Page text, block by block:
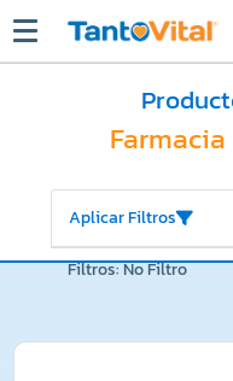
Aplicar Filtros
Filtros: No Filtro